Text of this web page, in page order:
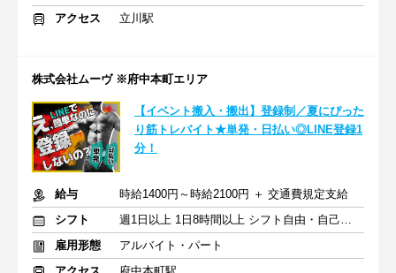
アクセス
立川駅
株式会社ムーヴ ※府中本町エリア
【イベント搬入・搬出】登録制／夏にぴった
り筋トレバイト★単発・日払い◎LINE登録1
分！
給与
時給1400円～時給2100円 ＋ 交通費規定支給
シフト
週1日以上 1日8時間以上 シフト自由・自己申告
雇用形態
アルバイト・パート